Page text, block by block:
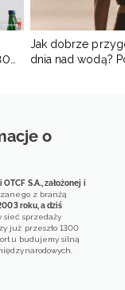
Jak dobrze
dnia nad wodą?
o
S.A., założonej i
z branżą
roku, a dziś
sieć sprzedaży
już przeszło 1300
budujemy silną